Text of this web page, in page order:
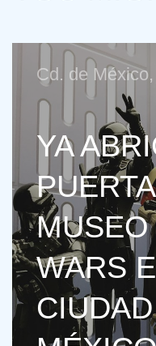
Cd. de México,
YA
WARS